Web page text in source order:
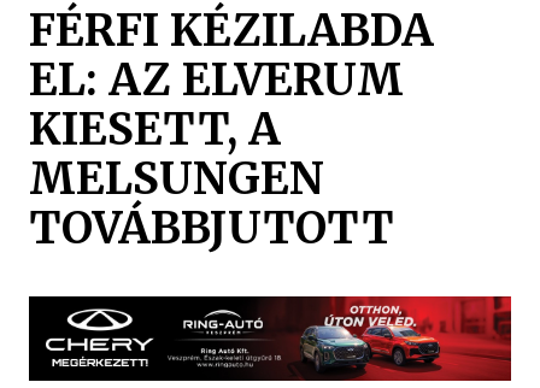
FÉRFI KÉZILABDA
EL: AZ ELVERUM
KIESETT, A
MELSUNGEN
TOVÁBBJUTOTT